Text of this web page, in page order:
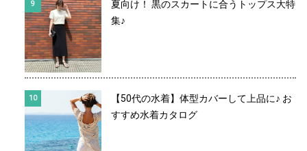
夏向け！ 黒のスカートに合うトップス大特
集♪
【50代の水着】体型カバーして上品に♪ お
すすめ水着カタログ